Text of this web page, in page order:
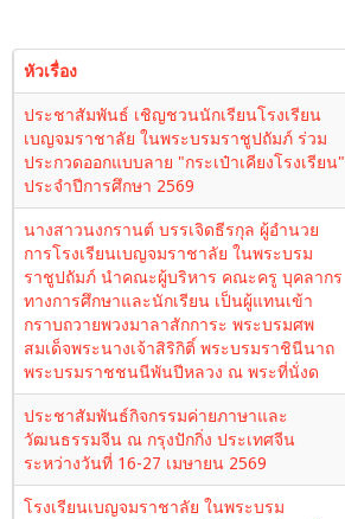
หัวเรื่อง
ประชาสัมพันธ์ เชิญชวนนักเรียนโรงเรียน
เบญจมราชาลัย ในพระบรมราชูปถัมภ์ ร่วม
ประกวดออกแบบลาย "กระเป๋าเคียงโรงเรียน"
ประจำปีการศึกษา 2569
นางสาวนงกรานต์ บรรเจิดธีรกุล ผู้อำนวย
การโรงเรียนเบญจมราชาลัย ในพระบรม
ราชูปถัมภ์ นำคณะผู้บริหาร คณะครู บุคลากร
ทางการศึกษาและนักเรียน เป็นผู้แทนเข้า
กราบถวายพวงมาลาสักการะ พระบรมศพ
สมเด็จพระนางเจ้าสิริกิติ์ พระบรมราชินีนาถ
พระบรมราชชนนีพันปีหลวง ณ พระที่นั่งด
ประชาสัมพันธ์กิจกรรมค่ายภาษาและ
วัฒนธรรมจีน ณ กรุงปักกิ่ง ประเทศจีน
ระหว่างวันที่ 16-27 เมษายน 2569
โรงเรียนเบญจมราชาลัย ในพระบรม